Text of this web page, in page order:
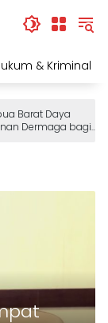
& Kriminal
Barat Daya
Dermaga bagi